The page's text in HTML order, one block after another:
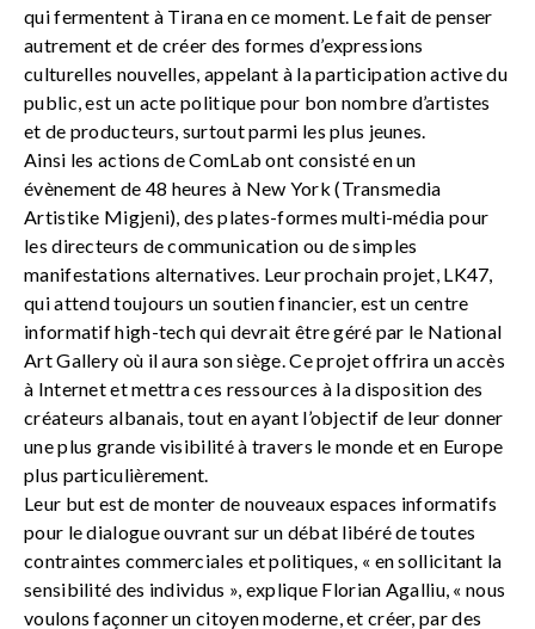
qui fermentent à Tirana en ce moment. Le fait de penser
autrement et de créer des formes d’expressions
culturelles nouvelles, appelant à la participation active du
public, est un acte politique pour bon nombre d’artistes
et de producteurs, surtout parmi les plus jeunes.
Ainsi les actions de ComLab ont consisté en un
évènement de 48 heures à New York (Transmedia
Artistike Migjeni), des plates-formes multi-média pour
les directeurs de communication ou de simples
manifestations alternatives. Leur prochain projet, LK47,
qui attend toujours un soutien financier, est un centre
informatif high-tech qui devrait être géré par le National
Art Gallery où il aura son siège. Ce projet offrira un accès
à Internet et mettra ces ressources à la disposition des
créateurs albanais, tout en ayant l’objectif de leur donner
une plus grande visibilité à travers le monde et en Europe
plus particulièrement.
Leur but est de monter de nouveaux espaces informatifs
pour le dialogue ouvrant sur un débat libéré de toutes
contraintes commerciales et politiques, « en sollicitant la
sensibilité des individus », explique Florian Agalliu, « nous
voulons façonner un citoyen moderne, et créer, par des